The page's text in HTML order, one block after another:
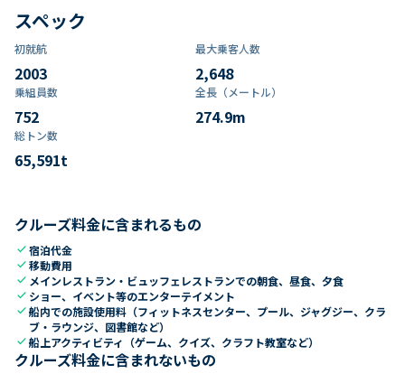
スペック
初就航
2003
最大乗客人数
2,648
乗組員数​
752
全長（メートル）
274.9m
総トン数​
65,591t
クルーズ料金に含まれるもの
check宿泊代金
check移動費用
check メインレストラン・ビュッフェレストランでの朝食、昼食、夕食
check ショー、イベント等のエンターテイメント
check船内での施設使用料（フィットネスセンター、プール、ジャグジー、クラ
ブ・ラウンジ、図書館など）
check船上アクティビティ（ゲーム、クイズ、クラフト教室など）
クルーズ料金に含まれないもの